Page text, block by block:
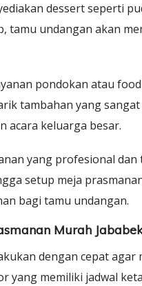
dessert seperti
tamu undangan akan
pondokan atau
tambahan yang
acara keluarga besar.
yang profesional
setup meja
bagi tamu undangan.
Murah
dengan cepat
memiliki jadwal